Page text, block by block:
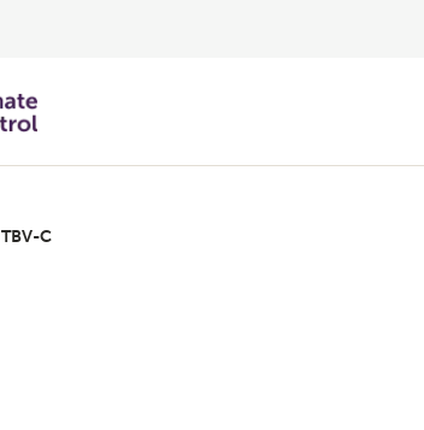
TBV-C